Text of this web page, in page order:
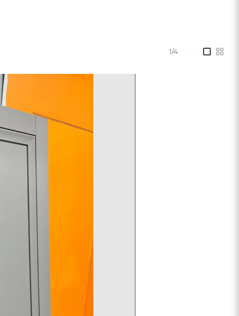
стиля. Футуристическое решение для
кашированное полотно) и декоративные матовые
не подвергается выцветанию, износостойкое в
легко ухаживать, пятна можно очистить
витражом
размера могут существенно отличаться от
1/4